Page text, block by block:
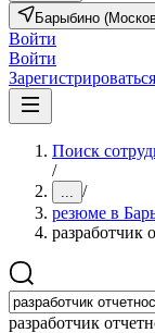
Барыбино
Войти
Войти
Зарегистрироваться
Поиск
/
... /
резюме в
разработчик
разработчик